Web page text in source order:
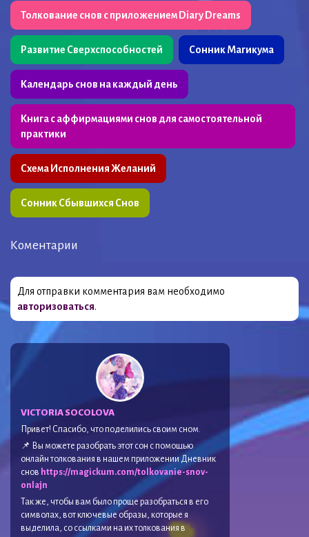
Толкование снов с приложением Diary Dreams
Развитие Сверхспособностей Сонник Магикума
Календарь снов на каждый день
Книга с аффирмациями снов для самостоятельной
практики
Схема Исполнения Желаний
Сонник Сбывшихся Снов
Коментарии
Для отправки комментария вам необходимо
авторизоваться.
VICTORIA SOCOLOVA
Привет! Спасибо, что поделились своим сном.
📌 Вы можете разобрать этот сон с помощью
онлайн толкования в нашем приложении Дневник
снов https://magickum.com/tolkovanie-snov-
onlajn
Так же, чтобы вам было проще разобраться в его
символах, вот ключевые образы, которые я
выделила, со ссылками на их толкования в